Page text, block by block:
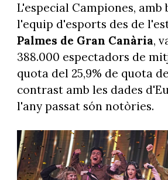
L'especial Campiones, amb
l'equip d'esports des de
Palmes de Gran Canària,
388.000 espectadors de
quota del 25,9% de quota
contrast amb les dades
l'any passat són notòries.